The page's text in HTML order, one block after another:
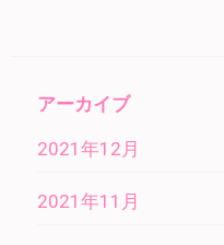
アーカイブ
2021年12月
2021年11月